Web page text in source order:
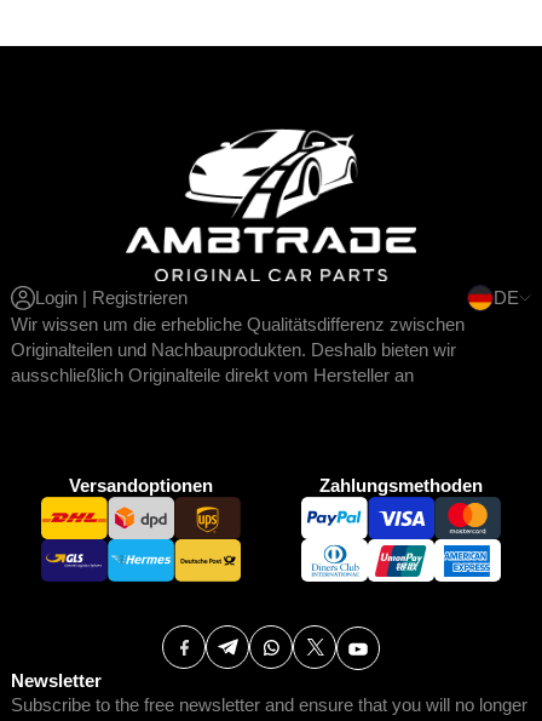
Login | Registrieren
DE
Wir wissen um die erhebliche Qualitätsdifferenz zwischen
Originalteilen und Nachbauprodukten. Deshalb bieten wir
ausschließlich Originalteile direkt vom Hersteller an
Versandoptionen Zahlungsmethoden
Newsletter
Subscribe to the free newsletter and ensure that you will no longer